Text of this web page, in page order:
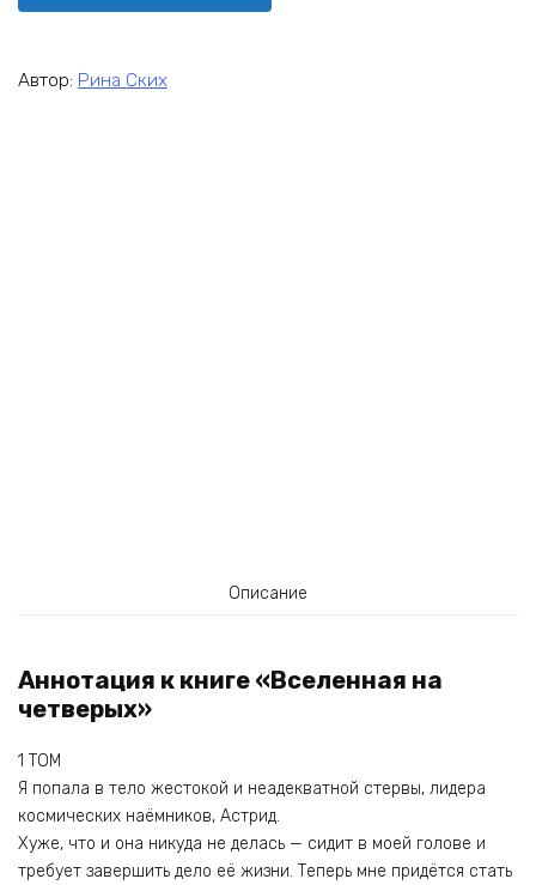
Автор: Рина Ских
Описание
Аннотация к книге «Вселенная на
четверых»
1 ТОМ
Я попала в тело жестокой и неадекватной стервы, лидера
космических наёмников, Астрид.
Хуже, что и она никуда не делась — сидит в моей голове и
требует завершить дело её жизни. Теперь мне придётся стать